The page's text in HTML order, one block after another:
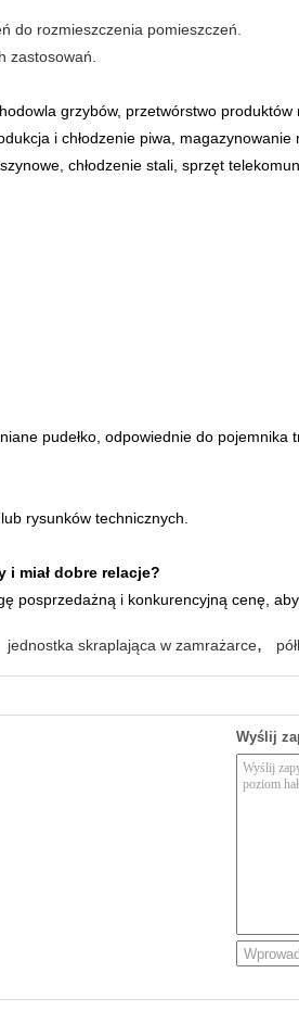
do rozmieszczenia pomieszczeń.
zastosowań.
grzybów, przetwórstwo
i chłodzenie piwa, magazynowanie
chłodzenie stali, sprzęt
pudełko, odpowiednie do pojemnika
rysunków technicznych.
i miał dobre relacje?
posprzedażną i konkurencyjną cenę,
jednostka skraplająca w zamrażarce,
Wyślij